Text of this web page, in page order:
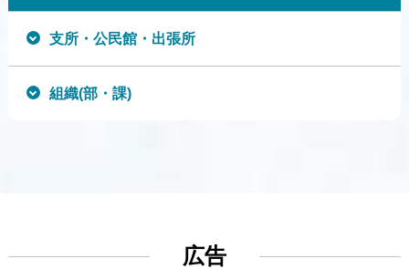
支所・公民館・出張所
組織(部・課)
広告